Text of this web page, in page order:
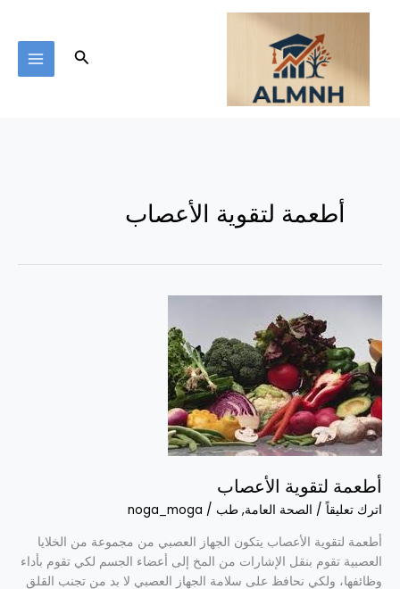
تخطي
البحث
أطعمة لتقوية الأعصاب
أطعمة لتقوية الأعصاب
اترك تعليقاً / الصحة العامة, طب /
noga_moga
أطعمة لتقوية الأعصاب يتكون الجهاز العصبي من مجموعة من الخلايا
العصبية تقوم بنقل الإشارات من المخ إلى أعضاء الجسم لكي تقوم بأداء
وظائفها، ولكي نحافظ على سلامة الجهاز العصبي لا بد من تجنب القلق
الأعصاب